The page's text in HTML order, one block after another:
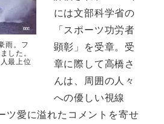
雨。フ
した。
最上位
には文部科学省の
「スポーツ功労者
顕彰」を受章。受
章に際して高橋さ
んは、周囲の人々
への優しい視線
ツ愛に溢れたコメントを寄せ